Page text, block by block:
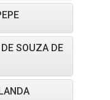
SOUZA DE